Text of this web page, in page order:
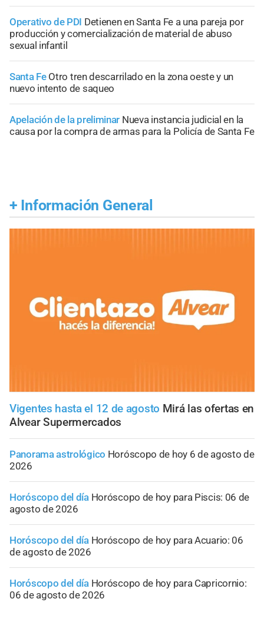
Operativo de PDI Detienen en Santa Fe a una pareja por
producción y comercialización de material de abuso
sexual infantil
Santa Fe Otro tren descarrilado en la zona oeste y un
nuevo intento de saqueo
Apelación de la preliminar Nueva instancia judicial en la
causa por la compra de armas para la Policía de Santa Fe
+ Información General
Vigentes hasta el 12 de agosto Mirá las ofertas en
Alvear Supermercados
Panorama astrológico Horóscopo de hoy 6 de agosto de
2026
Horóscopo del día Horóscopo de hoy para Piscis: 06 de
agosto de 2026
Horóscopo del día Horóscopo de hoy para Acuario: 06
de agosto de 2026
Horóscopo del día Horóscopo de hoy para Capricornio:
06 de agosto de 2026